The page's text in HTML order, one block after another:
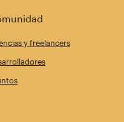
y freelancers